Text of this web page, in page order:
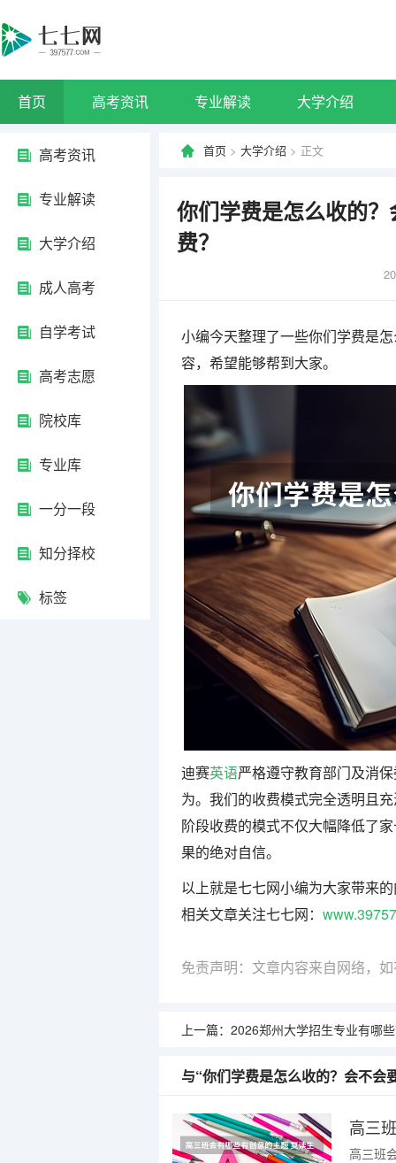
首页 高考资讯 专业解读 大学介绍
高考资讯
专业解读
大学介绍
成人高考
自学考试
高考志愿
院校库
专业库
一分一段
知分择校
标签
首页 > 大学介绍 > 正文
你们学费是怎么收的
费？
小编今天整理了一些你们学费是
容，希望能够帮到大家。
迪赛英语严格遵守教育部门及消
为。我们的收费模式完全透明且
阶段收费的模式不仅大幅降低了
果的绝对自信。
以上就是七七网小编为大家带来
相关文章关注七七网：
免责声明：文章内容来自网络，
上一篇： 2026郑州大学招生专业有哪些？综合类优
与“你们学费是怎么收的？会不会
高三
高三班